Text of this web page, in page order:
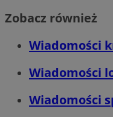
Zobacz również
Wiadomości
Wiadomości
Wiadomości